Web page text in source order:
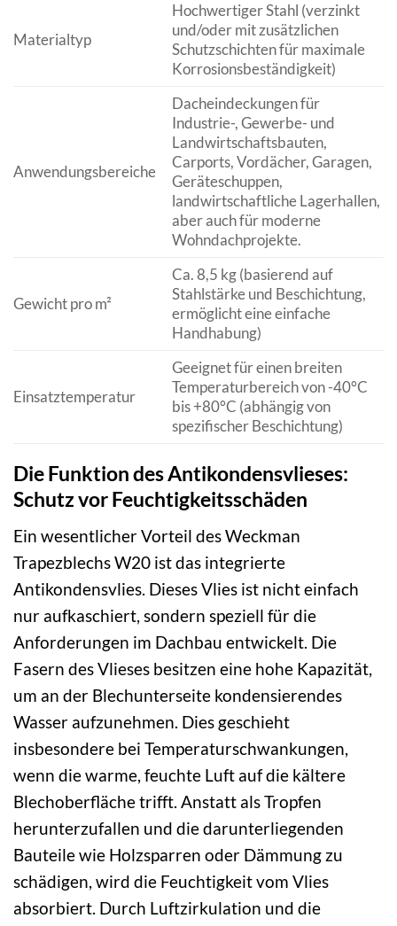
Materialtyp
Hochwertiger Stahl (verzinkt
und/oder mit zusätzlichen
Schutzschichten für maximale
Korrosionsbeständigkeit)
Anwendungsbereiche
Dacheindeckungen für
Industrie-, Gewerbe- und
Landwirtschaftsbauten,
Carports, Vordächer, Garagen,
Geräteschuppen,
landwirtschaftliche Lagerhallen,
aber auch für moderne
Wohndachprojekte.
Gewicht pro m²
Ca. 8,5 kg (basierend auf
Stahlstärke und Beschichtung,
ermöglicht eine einfache
Handhabung)
Einsatztemperatur
Geeignet für einen breiten
Temperaturbereich von -40°C
bis +80°C (abhängig von
spezifischer Beschichtung)
Die Funktion des Antikondensvlieses:
Schutz vor Feuchtigkeitsschäden
Ein wesentlicher Vorteil des Weckman
Trapezblechs W20 ist das integrierte
Antikondensvlies. Dieses Vlies ist nicht einfach
nur aufkaschiert, sondern speziell für die
Anforderungen im Dachbau entwickelt. Die
Fasern des Vlieses besitzen eine hohe Kapazität,
um an der Blechunterseite kondensierendes
Wasser aufzunehmen. Dies geschieht
insbesondere bei Temperaturschwankungen,
wenn die warme, feuchte Luft auf die kältere
Blechoberfläche trifft. Anstatt als Tropfen
herunterzufallen und die darunterliegenden
Bauteile wie Holzsparren oder Dämmung zu
schädigen, wird die Feuchtigkeit vom Vlies
absorbiert. Durch Luftzirkulation und die